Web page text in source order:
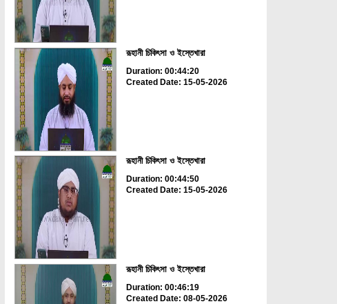
রূহানী চিকিৎসা ও ইস্তেখারা
Duration: 00:44:20
Created Date: 15-05-2026
রূহানী চিকিৎসা ও ইস্তেখারা
Duration: 00:44:50
Created Date: 15-05-2026
রূহানী চিকিৎসা ও ইস্তেখারা
Duration: 00:46:19
Created Date: 08-05-2026